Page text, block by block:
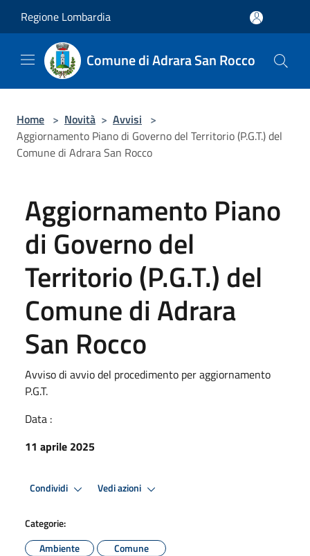
Regione Lombardia
Comune di Adrara San Rocco
Home > Novità > Avvisi >
Aggiornamento Piano di Governo del Territorio (P.G.T.) del
Comune di Adrara San Rocco
Aggiornamento Piano
di Governo del
Territorio (P.G.T.) del
Comune di Adrara
San Rocco
Avviso di avvio del procedimento per aggiornamento
P.G.T.
Data :
11 aprile 2025
Condividi Vedi azioni
Categorie:
Ambiente
Comune